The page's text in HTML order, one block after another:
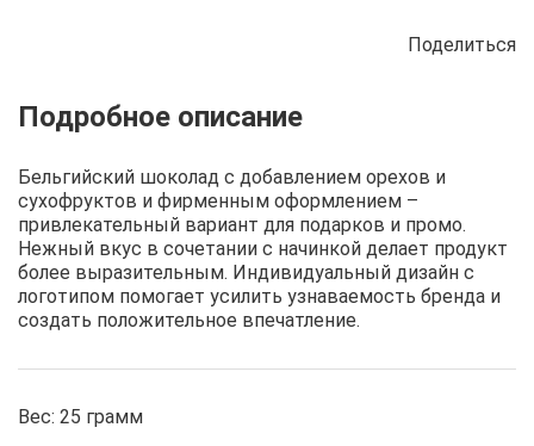
Поделиться
Описание Отзывы Рецепты
Бельгийский шоколад с добавлением орехов и
сухофруктов и фирменным оформлением –
привлекательный вариант для подарков и промо.
Нежный вкус в сочетании с начинкой делает продукт
более выразительным. Индивидуальный дизайн с
логотипом помогает усилить узнаваемость бренда и
создать положительное впечатление.
Вес: 25 грамм